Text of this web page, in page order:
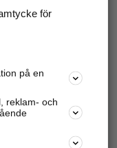
mm.
för
på en
reklam- och